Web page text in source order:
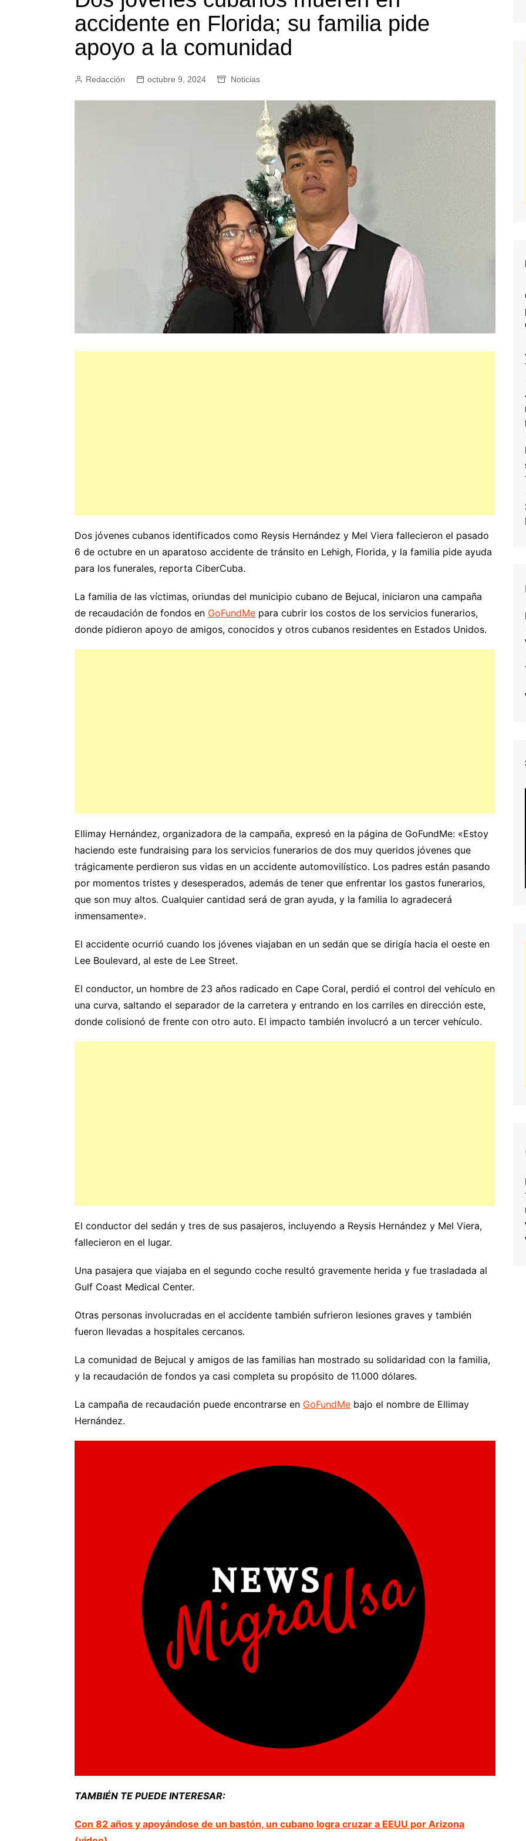
accidente en Florida; su familia pide
apoyo a la comunidad
Redacción octubre 9, 2024 Noticias
Dos jóvenes cubanos identificados como Reysis Hernández y Mel Viera fallecieron el pasado
6 de octubre en un aparatoso accidente de tránsito en Lehigh, Florida, y la familia pide ayuda
para los funerales, reporta CiberCuba.
La familia de las víctimas, oriundas del municipio cubano de Bejucal, iniciaron una campaña
de recaudación de fondos en GoFundMe para cubrir los costos de los servicios funerarios,
donde pidieron apoyo de amigos, conocidos y otros cubanos residentes en Estados Unidos.
Ellimay Hernández, organizadora de la campaña, expresó en la página de GoFundMe: «Estoy
haciendo este fundraising para los servicios funerarios de dos muy queridos jóvenes que
trágicamente perdieron sus vidas en un accidente automovilístico. Los padres están pasando
por momentos tristes y desesperados, además de tener que enfrentar los gastos funerarios,
que son muy altos. Cualquier cantidad será de gran ayuda, y la familia lo agradecerá
inmensamente».
El accidente ocurrió cuando los jóvenes viajaban en un sedán que se dirigía hacia el oeste en
Lee Boulevard, al este de Lee Street.
El conductor, un hombre de 23 años radicado en Cape Coral, perdió el control del vehículo en
una curva, saltando el separador de la carretera y entrando en los carriles en dirección este,
donde colisionó de frente con otro auto. El impacto también involucró a un tercer vehículo.
El conductor del sedán y tres de sus pasajeros, incluyendo a Reysis Hernández y Mel Viera,
fallecieron en el lugar.
Una pasajera que viajaba en el segundo coche resultó gravemente herida y fue trasladada al
Gulf Coast Medical Center.
Otras personas involucradas en el accidente también sufrieron lesiones graves y también
fueron llevadas a hospitales cercanos.
La comunidad de Bejucal y amigos de las familias han mostrado su solidaridad con la familia,
y la recaudación de fondos ya casi completa su propósito de 11.000 dólares.
La campaña de recaudación puede encontrarse en GoFundMe bajo el nombre de Ellimay
Hernández.
TAMBIÉN TE PUEDE INTERESAR:
Con 82 años y apoyándose de un bastón, un cubano logra cruzar a EEUU por Arizona